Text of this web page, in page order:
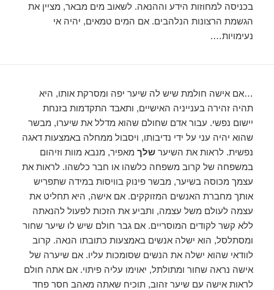
בכניסה למחוזות הידע וההנאה. לשאוב מים מבאר, מציין את
הגשמת הרצונות הנלהבים. אם המים טמאים, יהיה אי
נעימויות….
…אם אישה חולמת שיש לה שיער יפה ומסרקת אותו, היא
תהיה זהירה בענייניה האישיים, ותאבד התקדמות בזנחת
יישום נפשי. עבור אדם שחולם שהוא מדלל את שיערו, מבשר
שהוא יהיה עני על ידי נדיבותו, ויסבול ממחלה באמצעות דאגה
נפשית. לראות את השיערשלך מאפיר, מנבא מוות וזיהום
במשפחה של קרוב משפחה כלשהו או חבר כלשהו. לראות את
עצמך מכוסה בשיער, מבשר פינוק בוויסות במידה שתפריש
אותך מחברת האנשים המזוקקים. אם אישה, היא תחליט את
עצמה לעולם משל עצמה, ותביע את הזכות לפעול להנאתה
ללא קשר לקודים המוסריים. אם גבר חולם שיש לו שיער שחור
ומסתלסל, הוא ישלה אנשים באמצעות כתובתו הנאה. קרוב
לוודאי שהוא ישלה את הנשים שסומכות עליו. אם שיערה של
אישה נראה שחור ומתולתל, יאוימו עליה פיתוי. אם אתה חולם
לראות אישה עם שיער זהוב, תוכיח שאתה מאהב חסר פחד